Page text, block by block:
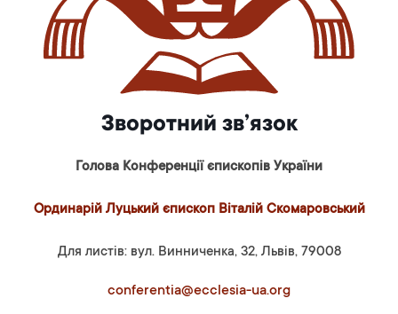
Зворотний зв’язок
Голова Конференції єпископів України
Ординарій Луцький єпископ Віталій Скомаровський
Для листів: вул. Винниченка, 32, Львів, 79008
conferentia@ecclesia-ua.org